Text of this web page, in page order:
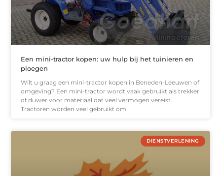
Een mini-tractor kopen: uw hulp bij het tuinieren en
ploegen
Wilt u graag een mini-tractor kopen in Beneden-Leeuwen of
omgeving? Een mini-tractor wordt vaak gebruikt als trekker
of duwer voor materiaal dat veel vermogen vereist.
Tractoren worden veel gebruikt om
DIENSTVERLENING